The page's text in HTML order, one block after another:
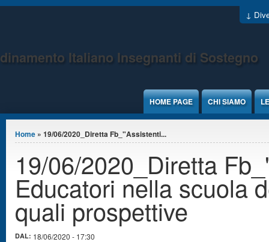
Jump to Content
↓
Italiano Insegnanti di Sostegno
HOME PAGE CHI SIAMO
Tu sei qui
Home » 19/06/2020_Diretta Fb_"Assistenti...
19/06/2020_Diretta
Educatori nella scuola
quali prospettive
DAL: 18/06/2020 - 17:30